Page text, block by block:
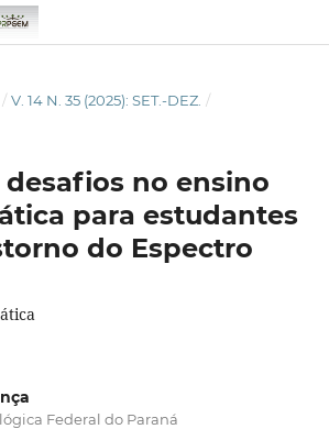
/ V. 14 N. 35 (2025): SET.-DEZ. /
desafios no ensino
para estudantes
do Espectro
Federal do Paraná